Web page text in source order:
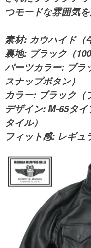
つモードな雰囲気を
素材: カウハイド（
裏地: ブラック（
パーツカラー: ブラ
スナップボタン）
カラー: ブラック（
デザイン: M-65タ
タイル）
フィット感: レギュ